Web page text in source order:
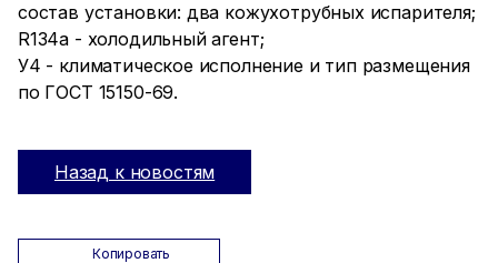
состав установки: два кожухотрубных испарителя;
R134а - холодильный агент;
У4 - климатическое исполнение и тип размещения
по ГОСТ 15150-69.
Назад к новостям
Копировать